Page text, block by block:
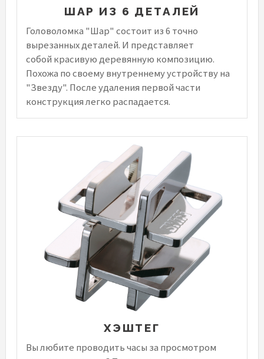
ШАР ИЗ 6 ДЕТАЛЕЙ
Головоломка "Шар" состоит из 6 точно
вырезанных деталей. И представляет
собой красивую деревянную композицию.
Похожа по своему внутреннему устройству на
"Звезду". После удаления первой части
конструкция легко распадается.
ХЭШТЕГ
Вы любите проводить часы за просмотром